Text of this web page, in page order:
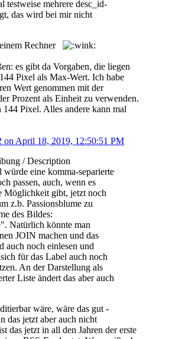
testweise mehrere desc_id-
das wird bei mir nicht
Rechner
es gibt da Vorgaben, die liegen
Pixel als Max-Wert. Ich habe
Wert genommen mit der
Prozent als Einheit zu verwenden.
144 Pixel. Alles andere kann mal
on April 18, 2019, 12:50:51 PM
/ Description
würde eine komma-separierte
passen, auch, wenn es
Möglichkeit gibt, jetzt noch
z.b. Passionsblume zu
des Bildes:
Natürlich könnte man
JOIN machen und das
auch noch einlesen und
für das Label auch noch
An der Darstellung als
Liste ändert das aber auch
wäre, wäre das gut -
das jetzt aber auch nicht
das jetzt in all den Jahren der erste